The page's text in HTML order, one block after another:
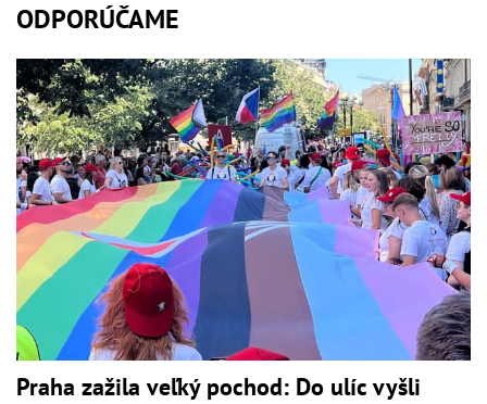
ODPORÚČAME
Praha zažila veľký pochod: Do ulíc vyšli